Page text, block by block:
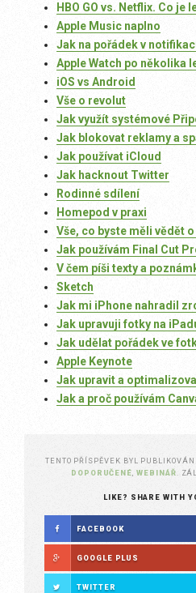
HBO GO vs. Netflix. Co je
Apple Music naplno
Jak na pořádek v
Apple Watch po několika
iOS vs Android
Vše o revolut
Jak využít systémové
Jak blokovat reklamy a
Jak používat iCloud
Jak hacknout Twitter
Rodinné sdílení
Homepod v praxi
Vše, co byste měli vědět o
Jak používám Final Cut
V čem píši texty a
Sketch
Jak mi iPhone nahradil
Jak upravuji fotky na
Jak udělat pořádek ve
Apple Keynote
Jak upravit a
Jak a proč používám
TENTO PŘÍSPĚVEK BYL PUBLIKOVÁN
DOPORUČENÉ ,WEBINÁŘ .
LIKE? SHARE WITH
FACEBOOK
GOOGLE PLUS
TWITTER